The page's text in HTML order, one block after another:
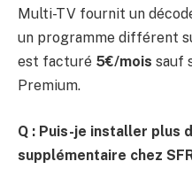
Multi-TV fournit un
un programme différent
est facturé 5€/mois sauf
Premium.
Q : Puis-je installer plus
supplémentaire chez